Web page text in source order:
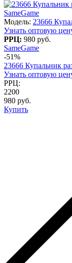
SameGame
Модель: 23666
Узнать оптовую
РРЦ: 980 руб.
SameGame
-51%
23666 Купальник
Узнать оптовую
РРЦ:
2200
980 руб.
Купить